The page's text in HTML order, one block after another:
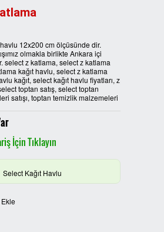
ATIK KUTULARI
SIFIR ATIK KUTULARI
SIFIR ATIK KUTULARI
ATIK KUTULARI
12x200 cm ölçüsünde dir.
olmakla birlikte Ankara içi
select z katlama, select z katlama
kağıt havlu, select z katlama
kağıt, select kağıt havlu fiyatları, z
toptan satış, select toptan
satışı, toptan temizlik malzemeleri
İçin Tıklayın
Select Kağıt Havlu